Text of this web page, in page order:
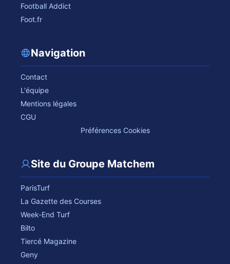
Football Addict
Foot.fr
Navigation
Contact
L'équipe
Mentions légales
CGU
Préférences Cookies
Site du Groupe Matchem
ParisTurf
La Gazette des Courses
Week-End Turf
Bilto
Tiercé Magazine
Geny